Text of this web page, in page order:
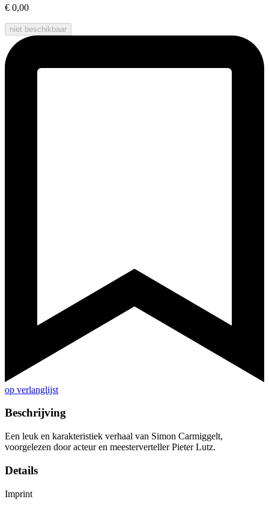
€ 0,00
niet beschikbaar
op verlanglijst
Beschrijving
Een leuk en karakteristiek verhaal van Simon Carmiggelt,
voorgelezen door acteur en meesterverteller Pieter Lutz.
Details
Imprint